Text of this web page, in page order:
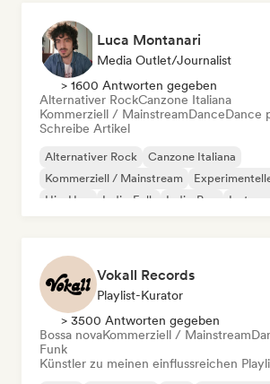
Luca Montanari
Media Outlet/Journalist
> 1600 Antworten gegeben
Alternativer RockCanzone Italiana
Kommerziell / MainstreamDanceDance
Schreibe Artikel
Alternativer Rock
Canzone Italiana
Kommerziell / Mainstream
Hip-Hop
Indie-Folk Indie-Pop
Vokall Records
Playlist-Kurator
> 3500 Antworten gegeben
Bossa novaKommerziell / Mainstream
Funk
Künstler zu meinen einflussreichen